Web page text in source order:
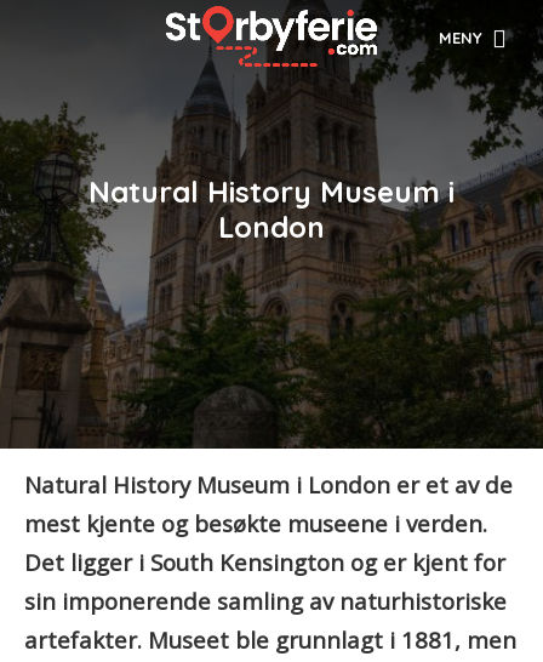
MENY
Natural History Museum i
London
Natural History Museum i London er et av de
mest kjente og besøkte museene i verden.
Det ligger i South Kensington og er kjent for
sin imponerende samling av naturhistoriske
artefakter. Museet ble grunnlagt i 1881, men